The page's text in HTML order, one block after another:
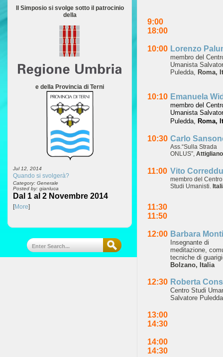
Il Simposio si svolge sotto il patrocinio
della
e della Provincia di Terni
Jul 12, 2014
Quando si svolgerà?
Category: Generale
Posted by: gianluca
Dal 1 al 2 Novembre 2014
[More]
9:00
18:00
10:00 Lorenzo
membro del
Umanista
Puledda, Roma,
10:10 Emanuela
membro del
Umanista
Puledda, Roma,
10:30 Carlo
Αss.“Sulla Strada
ONLUS”,
11:00 Vito Correddu
membro del
Studi Umanisti.
11:30
11:50
12:00 Barbara Monti
Insegnante di
meditazione,
tecniche di
Bolzano, Italia
12:30 Roberta
Centro Studi
Salvatore
13:00
14:30
14:00
14:30